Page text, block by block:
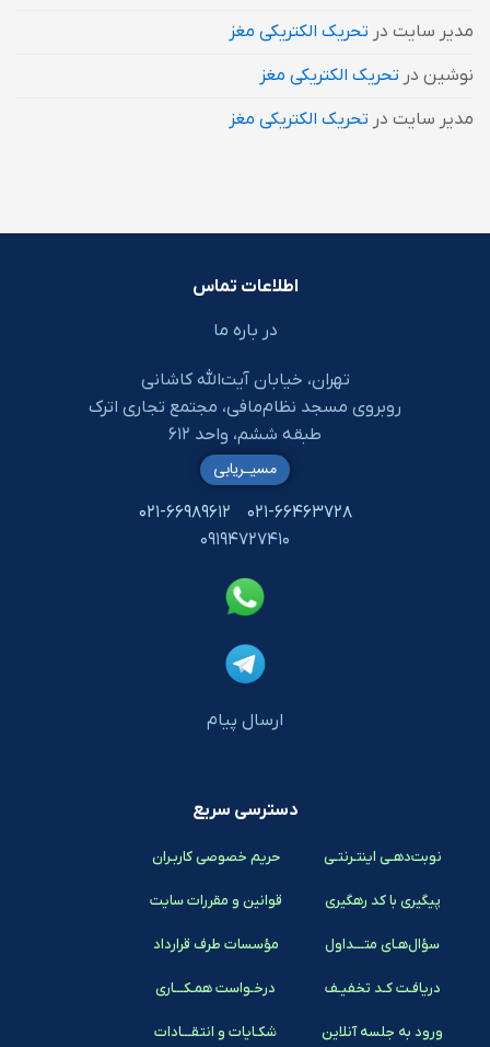
مدیر سایت در تحریک الکتریکی مغز
نوشین در تحریک الکتریکی مغز
مدیر سایت در تحریک الکتریکی مغز
اطلاعات تماس
در باره ما
تهران، خیابان آیت‌الله کاشانی
روبروی مسجد نظام‌مافی، مجتمع تجاری اترک
طبقه ششم، واحد ۶۱۲
۰۲۱-۶۶۴۶۳۷۲۸
۰۲۱-۶۶۹۸۹۶۱۲
۰۹۱۹۴۷۲۷۴۱۰
ارسال پیام
مسیـریابی
دسترسی سریع
نوبت‌دهـی اینتـرنتـی
پیگیری با کد رهگیری
سؤال‌هـای متـــداول
دریافـت کـد تخفیـف
ورود به جلسه آنلاین
حریم خصوصی کاربـران
قوانین و مقررات سایت
مؤسسات طرف قرارداد
درخـواست همـکـــاری
شکـایات و انتقـــادات